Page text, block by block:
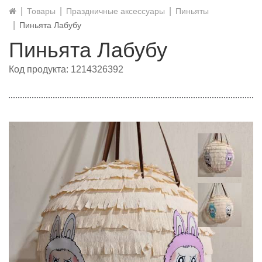
Товары Праздничные аксессуары
Пиньяты
Пиньята Лабубу
Пиньята Лабубу
Код продукта: 1214326392